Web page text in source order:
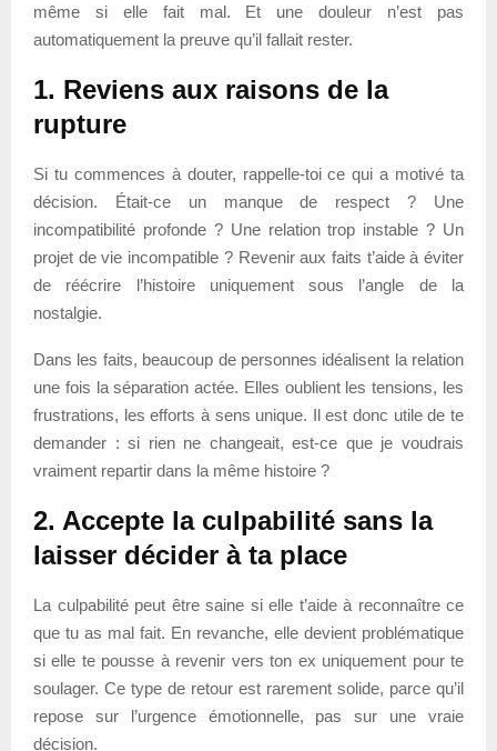
même si elle fait mal. Et une douleur n’est pas
automatiquement la preuve qu’il fallait rester.
1. Reviens aux raisons de la
rupture
Si tu commences à douter, rappelle-toi ce qui a motivé ta
décision. Était-ce un manque de respect ? Une
incompatibilité profonde ? Une relation trop instable ? Un
projet de vie incompatible ? Revenir aux faits t’aide à éviter
de réécrire l’histoire uniquement sous l’angle de la
nostalgie.
Dans les faits, beaucoup de personnes idéalisent la relation
une fois la séparation actée. Elles oublient les tensions, les
frustrations, les efforts à sens unique. Il est donc utile de te
demander : si rien ne changeait, est-ce que je voudrais
vraiment repartir dans la même histoire ?
2. Accepte la culpabilité sans la
laisser décider à ta place
La culpabilité peut être saine si elle t’aide à reconnaître ce
que tu as mal fait. En revanche, elle devient problématique
si elle te pousse à revenir vers ton ex uniquement pour te
soulager. Ce type de retour est rarement solide, parce qu’il
repose sur l’urgence émotionnelle, pas sur une vraie
décision.